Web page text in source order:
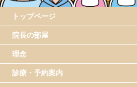
トップページ
院長の部屋
理念
診療・予約案内